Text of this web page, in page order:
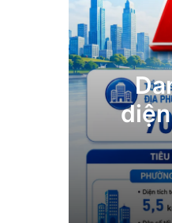
2 Tháng 7,